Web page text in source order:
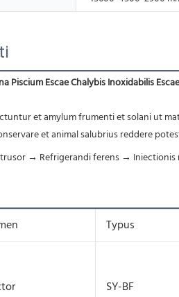
Piscium Escae Chalybis Inoxidabilis
et animal salubrius reddere
→ Refrigerandi ferens →
Typus
SY-BF